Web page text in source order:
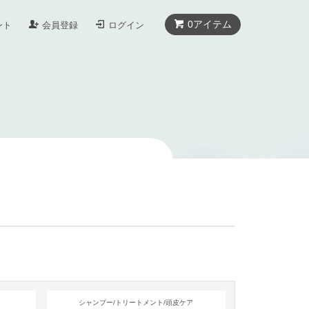
0アイテム
会員登録 ログイン
シャンプー/トリートメント/頭皮ケア